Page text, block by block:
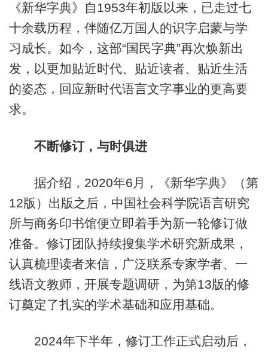
《新华字典》自1953年初版以来，已走过七
十余载历程，伴随亿万国人的识字启蒙与学
习成长。如今，这部“国民字典”再次焕新出
发，以更加贴近时代、贴近读者、贴近生活
的姿态，回应新时代语言文字事业的更高要
求。
不断修订，与时俱进
据介绍，2020年6月，《新华字典》（第
12版）出版之后，中国社会科学院语言研究
所与商务印书馆便立即着手为新一轮修订做
准备。修订团队持续搜集学术研究新成果，
认真梳理读者来信，广泛联系专家学者、一
线语文教师，开展专题调研，为第13版的修
订奠定了扎实的学术基础和应用基础。
2024年下半年，修订工作正式启动后，